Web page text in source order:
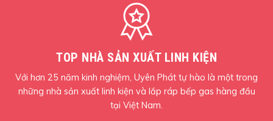
TOP NHÀ SẢN XUẤT LINH KIỆN
Với hơn 25 năm kinh nghiệm, Uyên Phát tự hào là một trong
những nhà sản xuất linh kiện và lắp ráp bếp gas hàng đầu
tại Việt Nam.